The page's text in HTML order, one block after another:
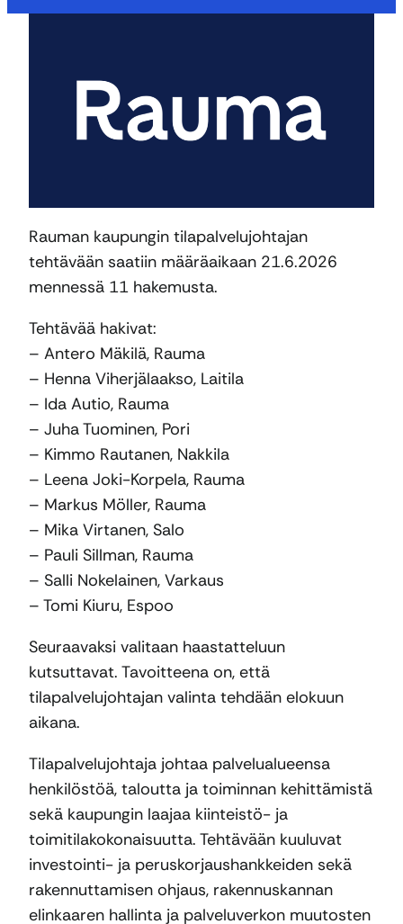
Rauman kaupungin tilapalvelujohtajan
tehtävään saatiin määräaikaan 21.6.2026
mennessä 11 hakemusta.
Tehtävää hakivat:
– Antero Mäkilä, Rauma
– Henna Viherjälaakso, Laitila
– Ida Autio, Rauma
– Juha Tuominen, Pori
– Kimmo Rautanen, Nakkila
– Leena Joki-Korpela, Rauma
– Markus Möller, Rauma
– Mika Virtanen, Salo
– Pauli Sillman, Rauma
– Salli Nokelainen, Varkaus
– Tomi Kiuru, Espoo
Seuraavaksi valitaan haastatteluun
kutsuttavat. Tavoitteena on, että
tilapalvelujohtajan valinta tehdään elokuun
aikana.
Tilapalvelujohtaja johtaa palvelualueensa
henkilöstöä, taloutta ja toiminnan kehittämistä
sekä kaupungin laajaa kiinteistö- ja
toimitilakokonaisuutta. Tehtävään kuuluvat
investointi- ja peruskorjaushankkeiden sekä
rakennuttamisen ohjaus, rakennuskannan
elinkaaren hallinta ja palveluverkon muutosten